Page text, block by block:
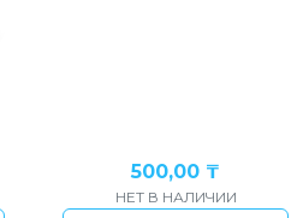
500,00 ₸
НЕТ В НАЛИЧИИ